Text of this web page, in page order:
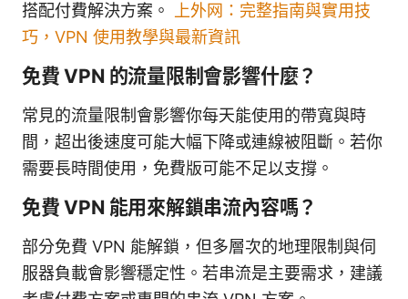
搭配付費解決方案。 上外网：完整指南與實用技
巧，VPN 使用教學與最新資訊
免費 VPN 的流量限制會影響什麼？
常見的流量限制會影響你每天能使用的帶寬與時
間，超出後速度可能大幅下降或連線被阻斷。若你
需要長時間使用，免費版可能不足以支撐。
免費 VPN 能用來解鎖串流內容嗎？
部分免費 VPN 能解鎖，但多層次的地理限制與伺
服器負載會影響穩定性。若串流是主要需求，建議